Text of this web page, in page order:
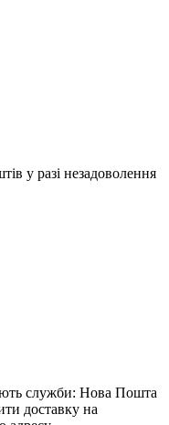
у разі незадоволення
служби: Нова Пошта
доставку на